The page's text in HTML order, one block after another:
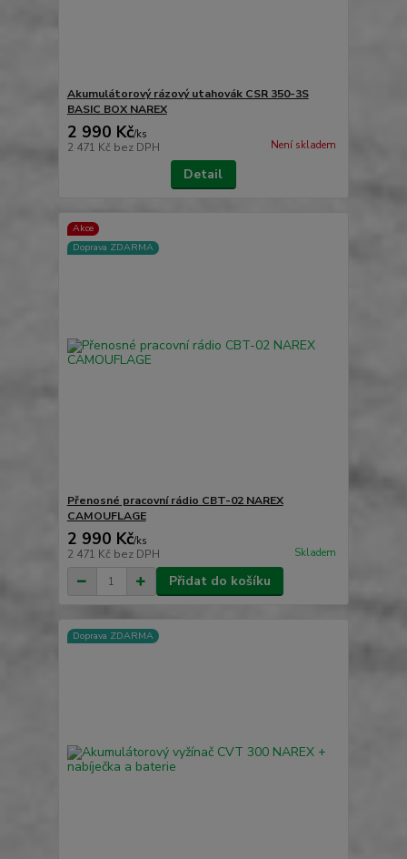
Akumulátorový rázový utahovák CSR 350-3S
BASIC BOX NAREX
2 990 Kč/ks
2 471 Kč bez DPH Není skladem
Detail
Akce
Doprava ZDARMA
Přenosné pracovní rádio CBT-02 NAREX
CAMOUFLAGE
2 990 Kč/ks
2 471 Kč bez DPH Skladem
Přidat do košíku
Doprava ZDARMA